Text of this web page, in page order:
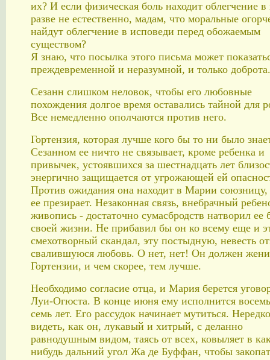
их? И если физическая боль находит облегчение в
разве не естественно, мадам, что моральные
найдут облегчение в исповеди перед обожаемым
существом?
Я знаю, что посылка этого письма может
преждевременной и неразумной, и только
Сезанн слишком неловок, чтобы его любовные
похождения долгое время оставались тайной для
Все немедленно ополчаются против него.
Гортензия, которая лучше кого бы то ни было
Сезанном ее ничто не связывает, кроме ребенка и
привычек, устоявшихся за шестнадцать лет
энергично защищается от угрожающей ей
Против ожидания она находит в Марии союзницу,
ее презирает. Незаконная связь, внебрачный
живопись - достаточно сумасбродств натворил ее
своей жизни. Не прибавил бы он ко всему еще и
смехотворный скандал, эту постыдную, невесть
свалившуюся любовь. О нет, нет! Он должен
Гортензии, и чем скорее, тем лучше.
Необходимо согласие отца, и Мария берется
Луи-Огюста. В конце июня ему исполнится
семь лет. Его рассудок начинает мутиться.
видеть, как он, лукавый и хитрый, с деланно
равнодушным видом, таясь от всех, ковыляет в
нибудь дальний угол Жа де Буффан, чтобы